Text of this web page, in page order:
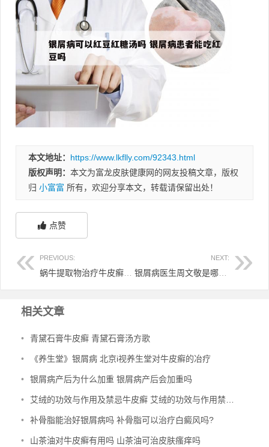
本文地址： https://www.lkflly.com/92343.html
版权声明： 本文为富龙皮肤健康网的网友投稿文章，版权
归 小富富 所有，欢迎分享本文，转载请保留出处！
点赞
PREVIOUS: NEXT:
银屑病医生周文敬是哪家医院的 周文敬医生评价
相关文章
• 青黛石膏牛皮癣 青黛石膏汤方歌
• 《养生堂》银屑病 北京i视养生堂对牛皮癣的冶疗
• 银屑病产后为什么加重 银屑病产后会加重吗
• 艾绒的功效与作用及禁忌牛皮癣 艾绒的功效与作用禁忌症
• 补骨脂能治好银屑病吗 补骨脂可以治疗白癜风吗?
• 山茶油对牛皮癣有用吗 山茶油可治皮肤瘙痒吗